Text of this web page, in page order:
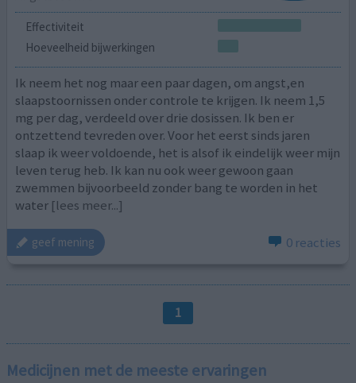
Effectiviteit
Hoeveelheid bijwerkingen
Ik neem het nog maar een paar dagen, om angst,en
slaapstoornissen onder controle te krijgen. Ik neem 1,5
mg per dag, verdeeld over drie dosissen. Ik ben er
ontzettend tevreden over. Voor het eerst sinds jaren
slaap ik weer voldoende, het is alsof ik eindelijk weer mijn
leven terug heb. Ik kan nu ook weer gewoon gaan
zwemmen bijvoorbeeld zonder bang te worden in het
water [lees meer...]
geef mening 0 reacties
1
Medicijnen met de meeste ervaringen